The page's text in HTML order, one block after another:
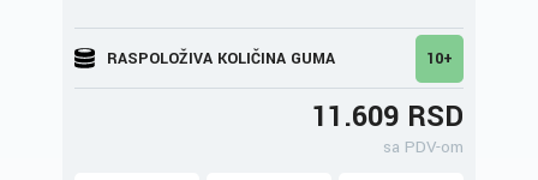
RASPOLOŽIVA KOLIČINA GUMA 10+
11.609 RSD
sa PDV-om